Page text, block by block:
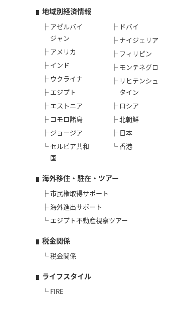
地域別経済情報
アゼルバイ
ジャン
アメリカ
インド
ウクライナ
エジプト
エストニア
コモロ諸島
ジョージア
セルビア共和
国
ドバイ
ナイジェリア
フィリピン
モンテネグロ
リヒテンシュ
タイン
ロシア
北朝鮮
日本
香港
海外移住・駐在・ツアー
市民権取得サポート
海外進出サポート
エジプト不動産視察ツアー
税金関係
税金関係
ライフスタイル
FIRE